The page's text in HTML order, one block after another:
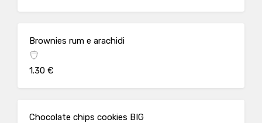
Brownies rum e arachidi
1.30 €
Chocolate chips cookies BIG